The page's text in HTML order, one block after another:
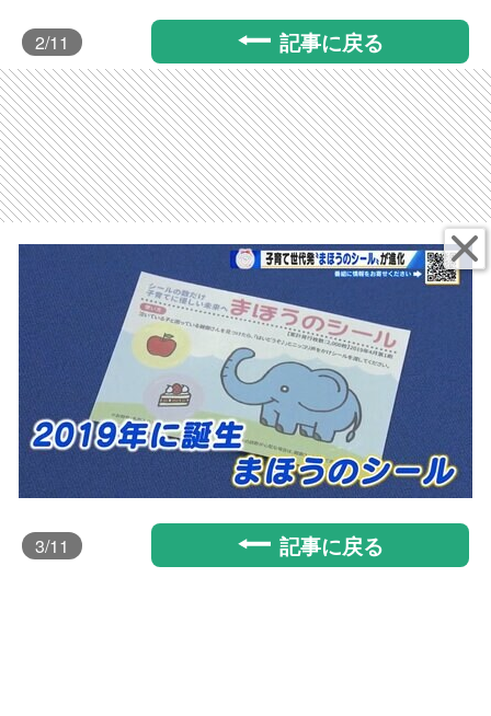
2/11 記事に戻る
3/11 記事に戻る